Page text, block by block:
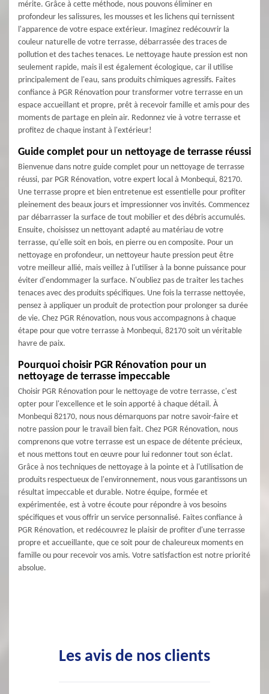
mérite. Grâce à cette méthode, nous pouvons éliminer en
profondeur les salissures, les mousses et les lichens qui ternissent
l'apparence de votre espace extérieur. Imaginez redécouvrir la
couleur naturelle de votre terrasse, débarrassée des traces de
pollution et des taches tenaces. Le nettoyage haute pression est non
seulement rapide, mais il est également écologique, car il utilise
principalement de l'eau, sans produits chimiques agressifs. Faites
confiance à PGR Rénovation pour transformer votre terrasse en un
espace accueillant et propre, prêt à recevoir famille et amis pour des
moments de partage en plein air. Redonnez vie à votre terrasse et
profitez de chaque instant à l'extérieur!
Guide complet pour un nettoyage de terrasse réussi
Bienvenue dans notre guide complet pour un nettoyage de terrasse
réussi, par PGR Rénovation, votre expert local à Monbequi, 82170.
Une terrasse propre et bien entretenue est essentielle pour profiter
pleinement des beaux jours et impressionner vos invités. Commencez
par débarrasser la surface de tout mobilier et des débris accumulés.
Ensuite, choisissez un nettoyant adapté au matériau de votre
terrasse, qu'elle soit en bois, en pierre ou en composite. Pour un
nettoyage en profondeur, un nettoyeur haute pression peut être
votre meilleur allié, mais veillez à l'utiliser à la bonne puissance pour
éviter d'endommager la surface. N'oubliez pas de traiter les taches
tenaces avec des produits spécifiques. Une fois la terrasse nettoyée,
pensez à appliquer un produit de protection pour prolonger sa durée
de vie. Chez PGR Rénovation, nous vous accompagnons à chaque
étape pour que votre terrasse à Monbequi, 82170 soit un véritable
havre de paix.
Pourquoi choisir PGR Rénovation pour un
nettoyage de terrasse impeccable
Choisir PGR Rénovation pour le nettoyage de votre terrasse, c'est
opter pour l'excellence et le soin apporté à chaque détail. À
Monbequi 82170, nous nous démarquons par notre savoir-faire et
notre passion pour le travail bien fait. Chez PGR Rénovation, nous
comprenons que votre terrasse est un espace de détente précieux,
et nous mettons tout en œuvre pour lui redonner tout son éclat.
Grâce à nos techniques de nettoyage à la pointe et à l'utilisation de
produits respectueux de l'environnement, nous vous garantissons un
résultat impeccable et durable. Notre équipe, formée et
expérimentée, est à votre écoute pour répondre à vos besoins
spécifiques et vous offrir un service personnalisé. Faites confiance à
PGR Rénovation, et redécouvrez le plaisir de profiter d'une terrasse
propre et accueillante, que ce soit pour de chaleureux moments en
famille ou pour recevoir vos amis. Votre satisfaction est notre priorité
absolue.
Les avis de nos clients